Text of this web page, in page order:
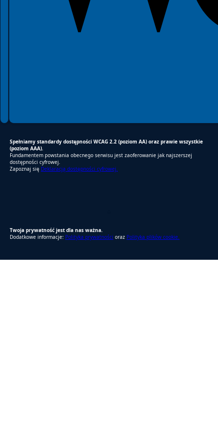
Spełniamy standardy dostępności WCAG 2.2 (poziom AA) oraz prawie wszystkie
(poziom AAA).
Fundamentem powstania obecnego serwisu jest zaoferowanie jak najszerszej
dostępności cyfrowej.
Zapoznaj się Deklaracją dostępności cyfrowej.
Twoja prywatność jest dla nas ważna.
Dodatkowe informacje: Polityka prywatności oraz Polityka plików cookie.